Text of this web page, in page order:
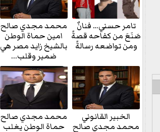
تامر حسني… فنانٌ
صَنَعَ من كفاحه قصةً
ومن تواضعه رسالةً
محمد مجدي صالح
امين حماة الوطن
بالشيخ زايد مصر هي
ضمير وقلب...
الخبير القانوني
محمد مجدي صالح
محمد مجدي صالح
حماة الوطن يغلب